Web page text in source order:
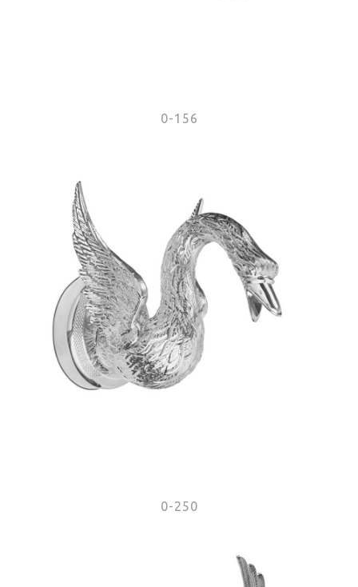
0-156
0-250